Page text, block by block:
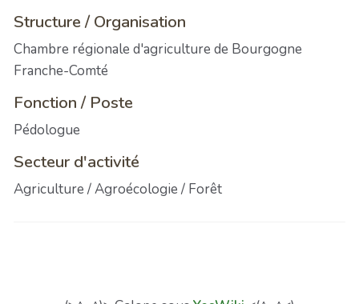
Structure / Organisation
Chambre régionale d'agriculture de Bourgogne
Franche-Comté
Fonction / Poste
Pédologue
Secteur d'activité
Agriculture / Agroécologie / Forêt